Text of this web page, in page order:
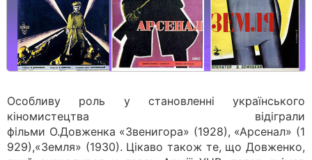
Особливу роль у становленні українського
кіномистецтва відіграли
фільми О.Довженка «Звенигора» (1928), «Арсенал» (1
929),«Земля» (1930). Цікаво також те, що Довженко,